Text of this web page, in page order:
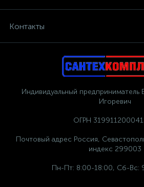
Контакты
Индивидуальный
Игоревич
ОГРН
Почтовый адрес Россия,
индекс 299003
Пн-Пт: 8:00-18:00, Сб-Вс: